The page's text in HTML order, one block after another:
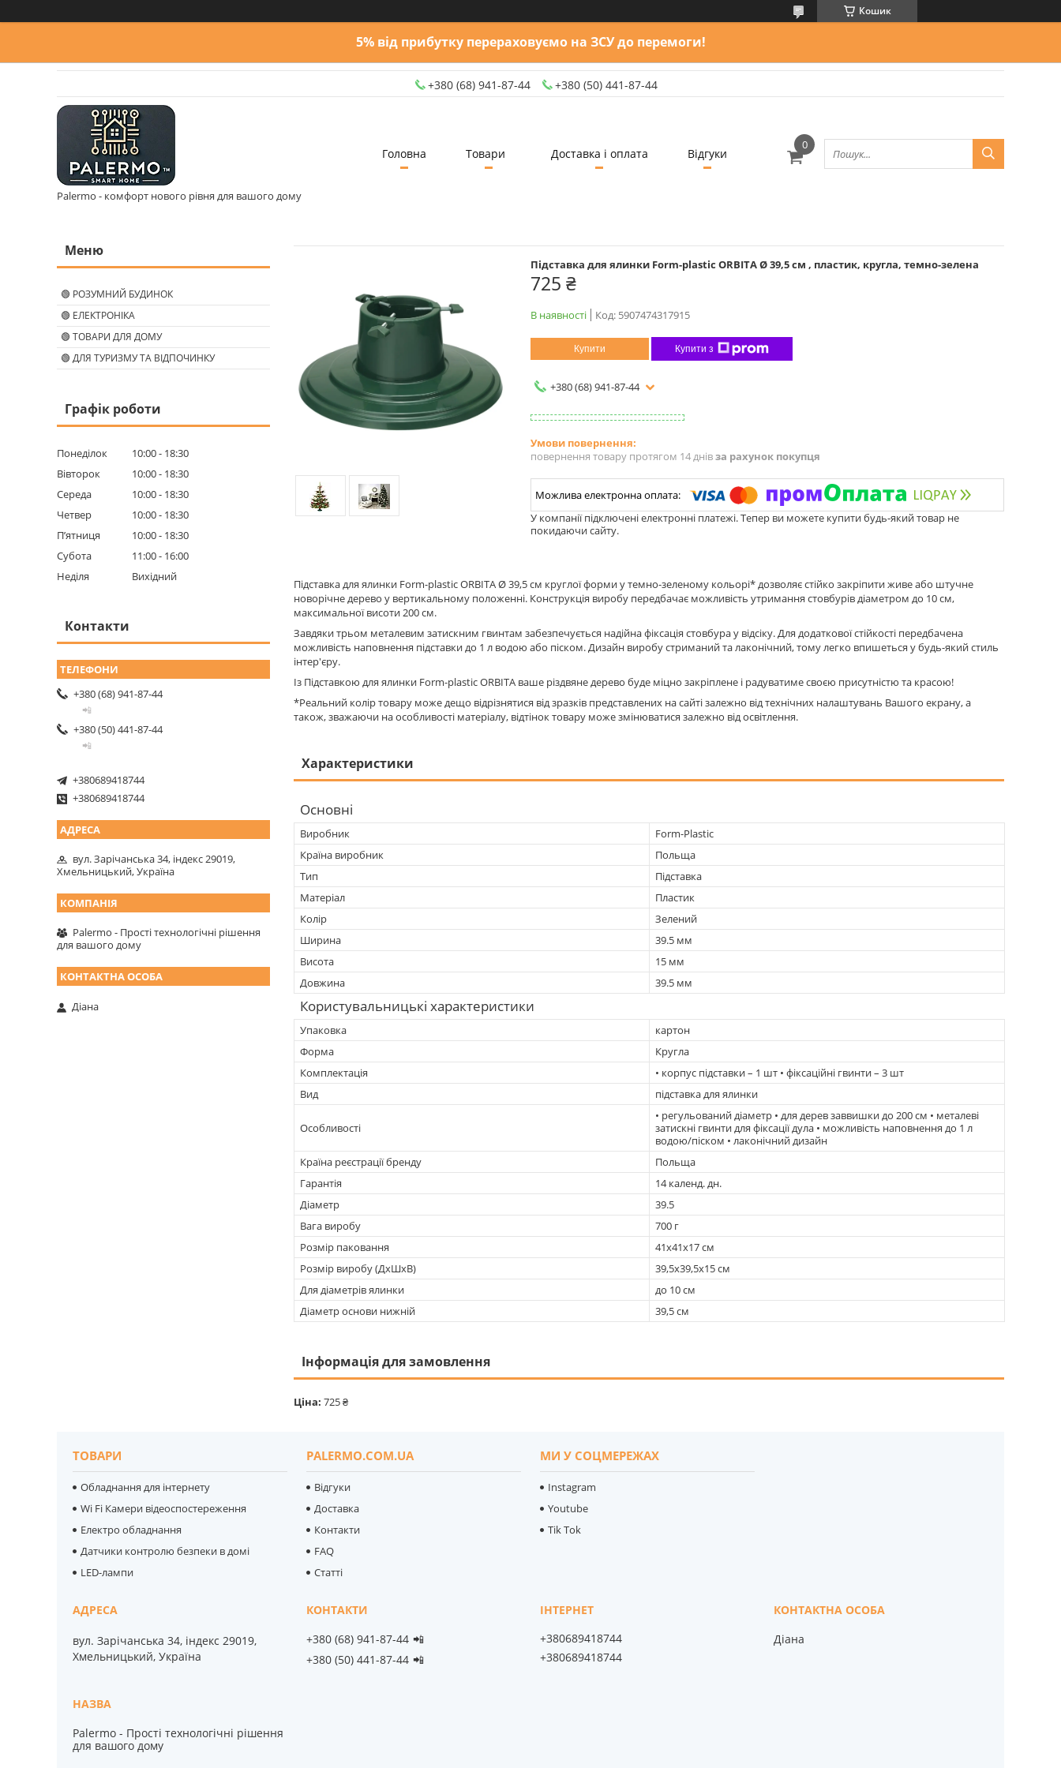
Кошик
5% від прибутку перераховуємо на ЗСУ до перемоги!
+380 (68) 941-87-44 +380 (50) 441-87-44
Palermo - комфорт нового рівня для вашого дому
Головна Товари Доставка і оплата Відгуки
Підставка для ялинки Form-plastic ORBITA Ø 39,5 см , пластик, кругла, темно-зелена
725 ₴
В наявності Код: 5907474317915
Купити Купити з
+380 (68) 941-87-44
повернення товару протягом 14 днівза рахунок покупця
У компанії підключені електронні платежі. Тепер ви можете купити будь-який товар не
покидаючи сайту.
Підставка для ялинки Form-plastic ORBITA Ø 39,5 см круглої форми у темно-зеленому кольорі* дозволяє стійко закріпити живе або штучне
новорічне дерево у вертикальному положенні. Конструкція виробу передбачає можливість утримання стовбурів діаметром до 10 см,
максимальної висоти 200 см.
Завдяки трьом металевим затискним гвинтам забезпечується надійна фіксація стовбура у відсіку. Для додаткової стійкості передбачена
можливість наповнення підставки до 1 л водою або піском. Дизайн виробу стриманий та лаконічний, тому легко впишеться у будь-який стиль
інтер'єру.
Із Підставкою для ялинки Form-plastic ORBITA ваше різдвяне дерево буде міцно закріплене і радуватиме своєю присутністю та красою!
*Реальний колір товару може дещо відрізнятися від зразків представлених на сайті залежно від технічних налаштувань Вашого екрану, а
також, зважаючи на особливості матеріалу, відтінок товару може змінюватися залежно від освітлення.
Характеристики
Основні
Виробник
Form-Plastic
Країна виробник
Польща
Тип
Підставка
Матеріал
Пластик
Колір
Зелений
Ширина
39.5 мм
Висота
15 мм
Довжина
39.5 мм
Користувальницькі характеристики
Упаковка
картон
Форма
Кругла
Комплектація
• корпус підставки – 1 шт • фіксаційні гвинти – 3 шт
Вид
підставка для ялинки
Особливості
• регульований діаметр • для дерев заввишки до 200 см • металеві
затискні гвинти для фіксації дула • можливість наповнення до 1 л
водою/піском • лаконічний дизайн
Країна реєстрації бренду
Польща
Гарантія
14 календ. дн.
Діаметр
39.5
Вага виробу
700 г
Розмір паковання
41х41х17 см
Розмір виробу (ДхШхВ)
39,5х39,5х15 см
Для діаметрів ялинки
до 10 см
Діаметр основи нижній
39,5 см
Інформація для замовлення
Ціна: 725 ₴
🟢 РОЗУМНИЙ БУДИНОК
🟢 ЕЛЕКТРОНІКА
🟢 ТОВАРИ ДЛЯ ДОМУ
🟢 ДЛЯ ТУРИЗМУ ТА ВІДПОЧИНКУ
Графік роботи
Понеділок 10:00
18:30
Вівторок
10:00
18:30
Середа
10:00
18:30
Четвер
10:00
18:30
Пʼятниця
10:00
18:30
Субота
11:00
16:00
Неділя
Вихідний
Контакти
+380 (68) 941-87-44
📲
+380 (50) 441-87-44
📲
+380689418744
+380689418744
вул. Зарічанська 34, індекс 29019,
Хмельницький, Україна
Palermo - Прості технологічні рішення
для вашого дому
Діана
ТОВАРИ
Обладнання для інтернету
Wi Fi Камери відеоспостереження
Електро обладнання
Датчики контролю безпеки в домі
LED-лампи
PALERMO.COM.UA
Відгуки
Доставка
Контакти
FAQ
Статті
МИ У СОЦМЕРЕЖАХ
Instagram
Youtube
Tik Tok
вул. Зарічанська 34, індекс 29019,
Хмельницький, Україна
Palermo - Прості технологічні рішення
для вашого дому
+380 (68) 941-87-44 📲
+380 (50) 441-87-44 📲
+380689418744
+380689418744
Діана